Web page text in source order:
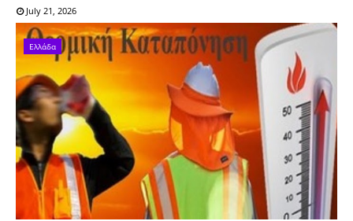
July 21, 2026
Ελλάδα